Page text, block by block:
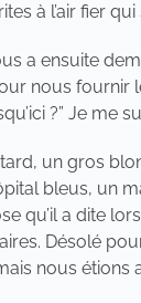
à l’air fier
a ensuite
nous fournir
?” Je me
un gros
bleus, un
qu’il a dite
Désolé
nous étions